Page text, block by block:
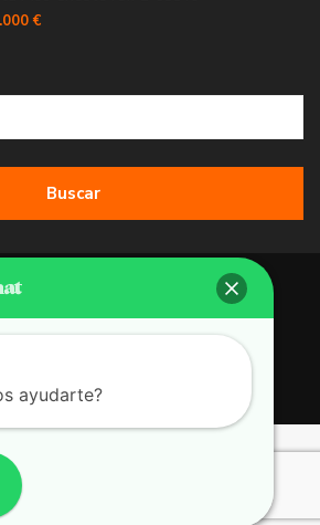
€
Buscar
inmobiliarias. All Rights Reserved.
ayudarte?